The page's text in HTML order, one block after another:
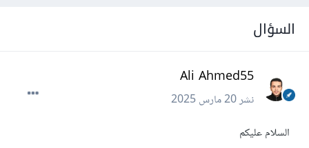
السؤال
Ali Ahmed55
نشر20 مارس 2025
السلام عليكم